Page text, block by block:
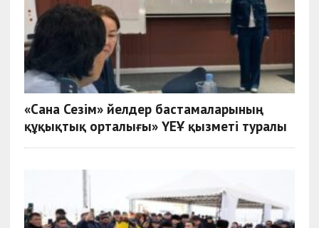
«Сана Сезiм» Әйелдер бастамаларының
құқықтық орталығы» ҮЕҰ қызметі туралы